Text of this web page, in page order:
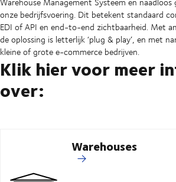
onze bedrijfsvoering. Dit betekent standaard
EDI of API en end-to-end zichtbaarheid. Met
de oplossing is letterlijk ‘plug & play’, en met
kleine of grote e-commerce bedrijven.
Klik hier voor meer
over:
Warehouses